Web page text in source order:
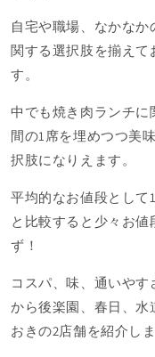
自宅や職場、なかな
関する選択肢を揃えて
す。
中でも焼き肉ランチに
間の1席を埋めつつ美
択肢になりえます。
平均的なお値段として
と比較すると少々お
ず！
コスパ、味、通いや
から後楽園、春日、水
おきの2店舗を紹介しま